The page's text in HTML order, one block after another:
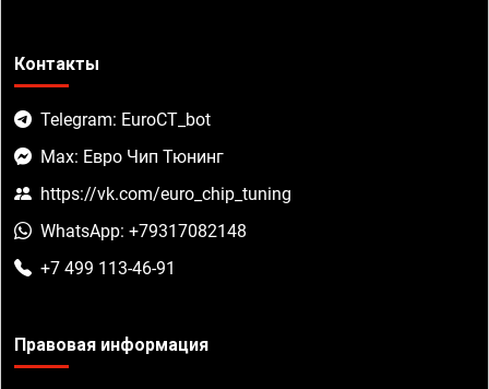
Контакты
Telegram: EuroCT_bot
Max: Евро Чип Тюнинг
https://vk.com/euro_chip_tuning
WhatsApp: +79317082148
+7 499 113-46-91
Правовая информация